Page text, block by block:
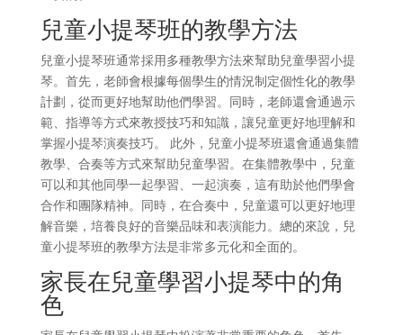
兒童小提琴班的教學方法
兒童小提琴班通常採用多種教學方法來幫助兒童學習小提
琴。首先，老師會根據每個學生的情況制定個性化的教學
計劃，從而更好地幫助他們學習。同時，老師還會通過示
範、指導等方式來教授技巧和知識，讓兒童更好地理解和
掌握小提琴演奏技巧。 此外，兒童小提琴班還會通過集體
教學、合奏等方式來幫助兒童學習。在集體教學中，兒童
可以和其他同學一起學習、一起演奏，這有助於他們學會
合作和團隊精神。同時，在合奏中，兒童還可以更好地理
解音樂，培養良好的音樂品味和表演能力。總的來說，兒
童小提琴班的教學方法是非常多元化和全面的。
家長在兒童學習小提琴中的角
色